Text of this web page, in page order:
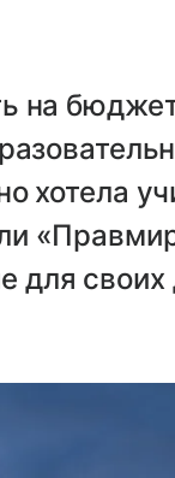
на
хотела
для своих